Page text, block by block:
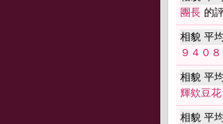
團長 的
相貌 平
９４０８
相貌 平
輝欸豆花
相貌 平